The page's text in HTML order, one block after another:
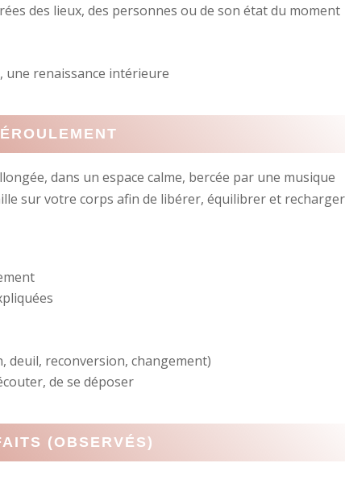
des lieux, des personnes ou de son état du moment
une renaissance intérieure
dans un espace calme, bercée par une musique
sur votre corps afin de libérer, équilibrer et
deuil, reconversion, changement)
de se déposer
(OBSERVÉS)